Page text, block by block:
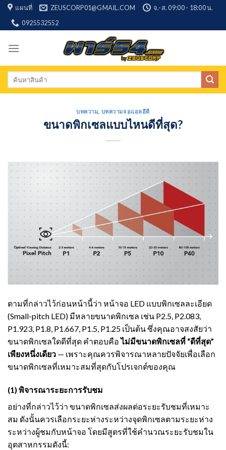
Skip
content
แผนที่ ZEUSCORP01@GMAIL.COM
จ.-ส. 09:00 - 18:00 น.
0925532552
Search
บทความ บทความจอแอลอีดี
ขนาดพิกเซลแบบไหนดีที่สุด?
ตามที่กล่าวไว้ก่อนหน้านี้ว่า หน้าจอ LED แบบพิกเซลละเอียด
(Small-pitch LED) มีหลายขนาดพิกเซล เช่น P2.5, P2.083,
P1.923, P1.8, P1.667, P1.5, P1.25 เป็นต้น ซึ่งคุณอาจสงสัยว่า
ขนาดพิกเซลใดดีที่สุด คำตอบคือไม่มีขนาดพิกเซลที่ “ดีที่สุด”
เพียงหนึ่งเดียว — เพราะคุณควรพิจารณาหลายปัจจัยเพื่อเลือก
ขนาดพิกเซลที่เหมาะสมที่สุดกับโปรเจกต์ของคุณ
(1) พิจารณาระยะการรับชม
อย่างที่กล่าวไว้ว่า ขนาดพิกเซลส่งผลต่อระยะรับชมที่เหมาะ
สม ดังนั้นควรเลือกระยะห่างระหว่างจุดพิกเซลตามระยะห่าง
ระหว่างผู้ชมกับหน้าจอ โดยมีสูตรที่ใช้คำนวณระยะรับชมใน
อุตสาหกรรมดังนี้: